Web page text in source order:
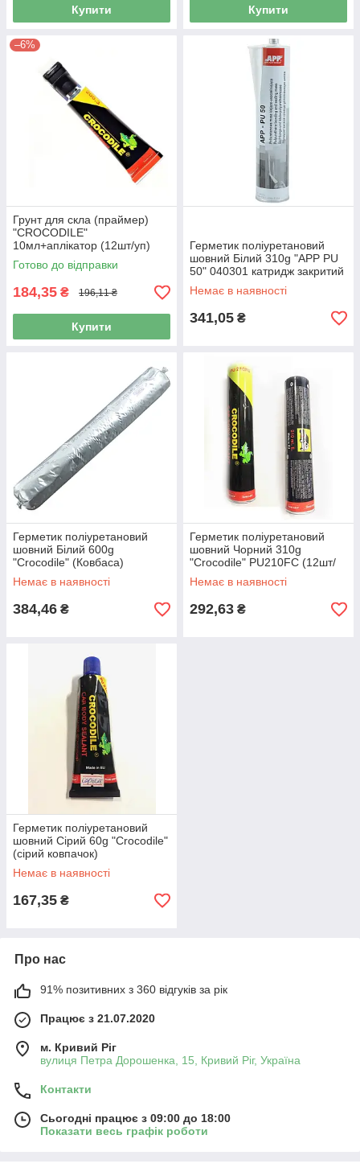
Купити Купити
–6%
Грунт для скла (праймер)
"CROCODILE"
10мл+аплікатор (12шт/уп)
Готово до відправки
184,35 ₴ 196,11 ₴
Купити
Герметик поліуретановий
шовний Білий 310g "APP PU
50" 040301 катридж закритий
(12шт/уп)
Немає в наявності
341,05 ₴
Герметик поліуретановий
шовний Білий 600g
"Crocodile" (Ковбаса)
5021194
Немає в наявності
384,46 ₴
Герметик поліуретановий
шовний Чорний 310g
"Crocodile" PU210FC (12шт/
уп)
Немає в наявності
292,63 ₴
Герметик поліуретановий
шовний Сірий 60g "Crocodile"
(сірий ковпачок)
Немає в наявності
167,35 ₴
Про нас
91% позитивних з 360 відгуків за рік
Працює з 21.07.2020
м. Кривий Ріг
вулиця Петра Дорошенка, 15, Кривий Ріг, Україна
Контакти
Сьогодні працює з 09:00 до 18:00
Показати весь графік роботи